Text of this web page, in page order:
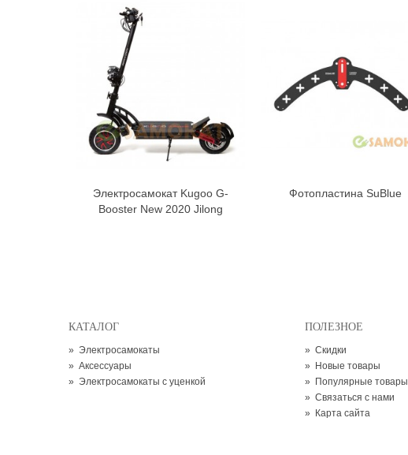
В корзину
Электросамокат Kugoo G-
Booster New 2020 Jilong
В корзину
Фотопластина SuBlue
КАТАЛОГ
» Электросамокаты
» Аксессуары
» Электросамокаты с уценкой
ПОЛЕЗНОЕ
» Скидки
» Новые товары
» Популярные товары
» Связаться с нами
» Карта сайта